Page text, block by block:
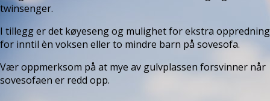
twinsenger.
I tillegg er det køyeseng og mulighet for ekstra oppredning
for inntil èn voksen eller to mindre barn på sovesofa.
Vær oppmerksom på at mye av gulvplassen forsvinner når
sovesofaen er redd opp.